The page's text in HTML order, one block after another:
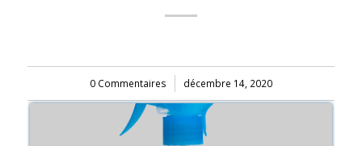
0 Commentaires
/ décembre 14, 2020